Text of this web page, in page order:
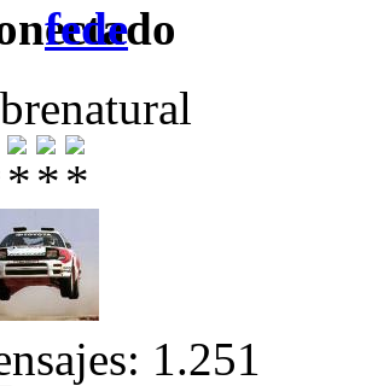
fede
1.251